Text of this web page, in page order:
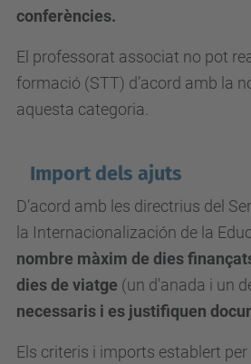
conferències.
El professorat associat no pot
formació (STT) d’acord amb la
aquesta categoria.
Import dels ajuts
D’acord amb les directrius del
la Internacionalización de la
nombre màxim de dies
dies de viatge (un d'anada i un
necessaris i es justifiquen
Els criteris i imports establert